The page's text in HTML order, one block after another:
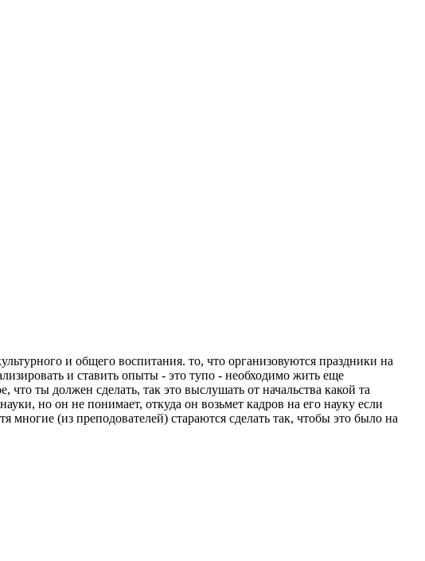
и общего воспитания. то, что организовуются праздники на
и ставить опыты - это тупо - необходимо жить еще
ты должен сделать, так это выслушать от начальства какой та
но он не понимает, откуда он возьмет кадров на его науку если
(из преподователей) стараются сделать так, чтобы это было на